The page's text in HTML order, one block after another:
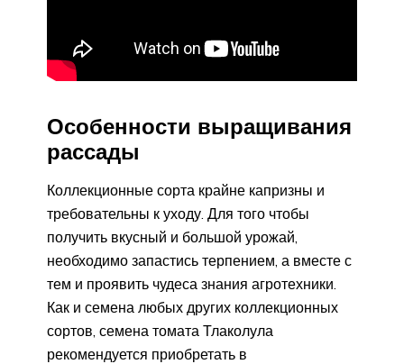
Особенности выращивания
рассады
Коллекционные сорта крайне капризны и
требовательны к уходу. Для того чтобы
получить вкусный и большой урожай,
необходимо запастись терпением, а вместе с
тем и проявить чудеса знания агротехники.
Как и семена любых других коллекционных
сортов, семена томата Тлаколула
рекомендуется приобретать в